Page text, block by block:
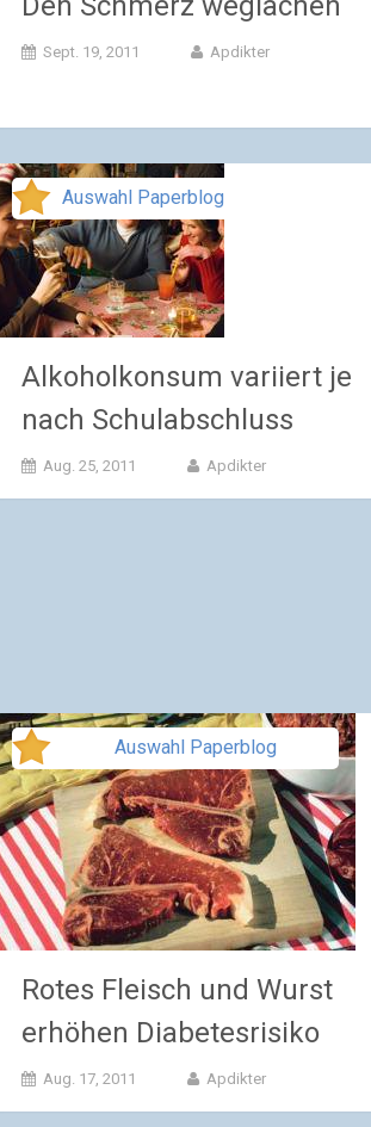
Sept. 19, 2011 Apdikter
Auswahl Paperblog
Alkoholkonsum variiert je
nach Schulabschluss
Aug. 25, 2011 Apdikter
Auswahl Paperblog
Rotes Fleisch und Wurst
erhöhen Diabetesrisiko
Aug. 17, 2011 Apdikter